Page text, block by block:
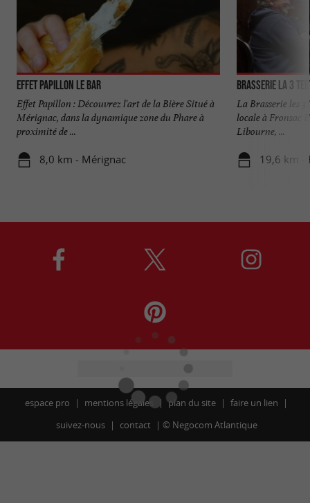
Effet Papillon Le Bar
Effet Papillon : Découvrez l'art de la Bière Situé à
Mérignac, dans la dynamique zone du Phare à
proximité de ...
8,0 km - Mérignac
Brasserie la 3
La Brasserie les
locale à Fronsac
Libourne, ...
19,6 km -
espace pro mentions légales plan du site
faire un lien
suivez-nous
contact © Negocom Atlantique